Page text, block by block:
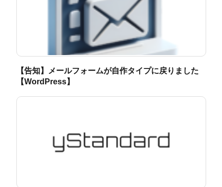
【告知】メールフォームが自作タイプに戻りました
【WordPress】